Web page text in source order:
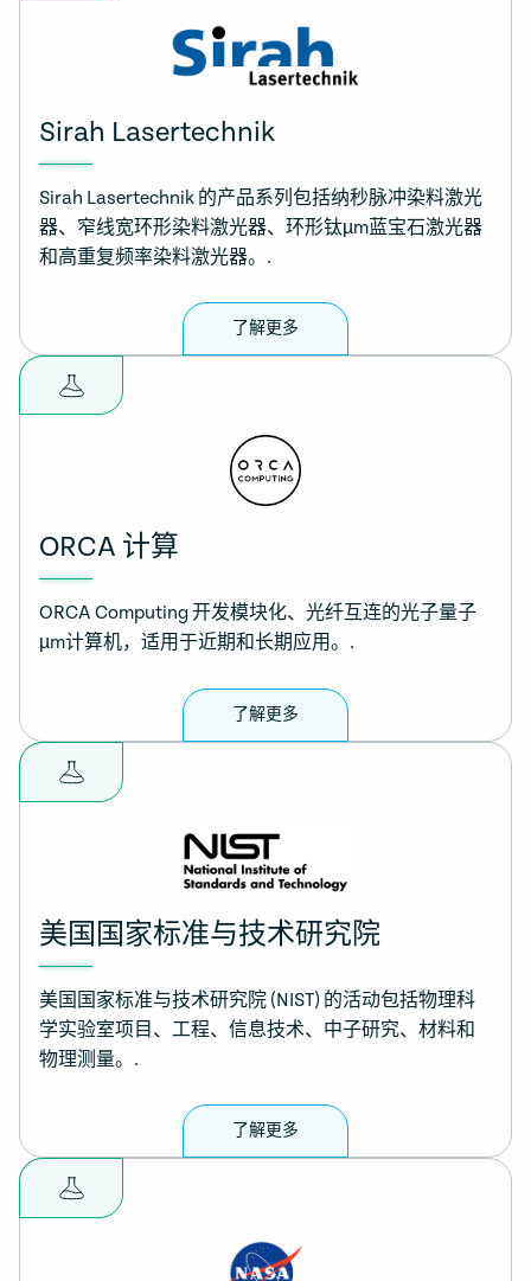
Sirah Lasertechnik
Sirah Lasertechnik 的产品系列包括纳秒脉冲染料激光
器、窄线宽环形染料激光器、环形钛µm蓝宝石激光器
和高重复频率染料激光器。.
了解更多
ORCA 计算
ORCA Computing 开发模块化、光纤互连的光子量子
µm计算机，适用于近期和长期应用。.
了解更多
美国国家标准与技术研究院
美国国家标准与技术研究院 (NIST) 的活动包括物理科
学实验室项目、工程、信息技术、中子研究、材料和
物理测量。.
了解更多